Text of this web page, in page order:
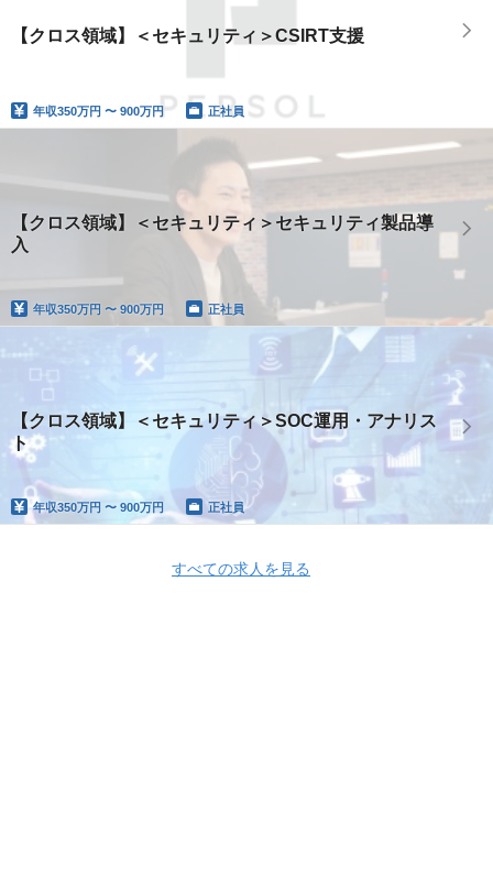
【クロス領域】＜セキュリティ＞CSIRT支援
年収350万円 〜 900万円 正社員
【クロス領域】＜セキュリティ＞セキュリティ製品導
入
年収350万円 〜 900万円 正社員
【クロス領域】＜セキュリティ＞SOC運用・アナリス
ト
年収350万円 〜 900万円 正社員
すべての求人を見る